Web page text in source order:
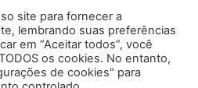
– Centro, Cabo Frio – RJ, 28906-290
da Prefeitura:9h às 16h
site para fornecer a
lembrando suas preferências
em “Aceitar todos”, você
os cookies. No entanto,
de cookies" para